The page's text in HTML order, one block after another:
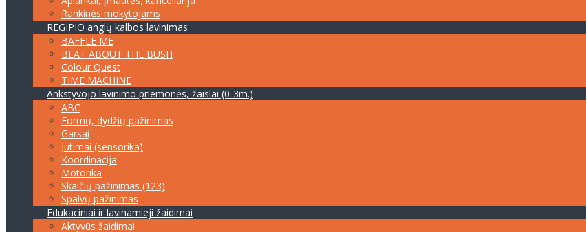
Rankinės mokytojams
REGIPIO anglų kalbos lavinimas
BAFFLE ME
BEAT ABOUT THE BUSH
Colour Quest
TIME MACHINE
Ankstyvojo lavinimo priemonės, žaislai (0-3m.)
ABC
Formų, dydžių pažinimas
Garsai
Jutimai (sensorika)
Koordinacija
Motorika
Skaičių pažinimas (123)
Spalvų pažinimas
Edukaciniai ir lavinamieji žaidimai
Aktyvūs žaidimai